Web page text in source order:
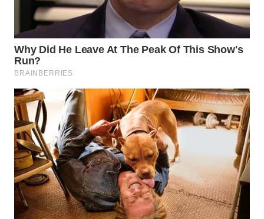
WN
KUNINGAN
WN
WN
SUBANG
WN
SUKABUMI
WN
PURWAKARTA